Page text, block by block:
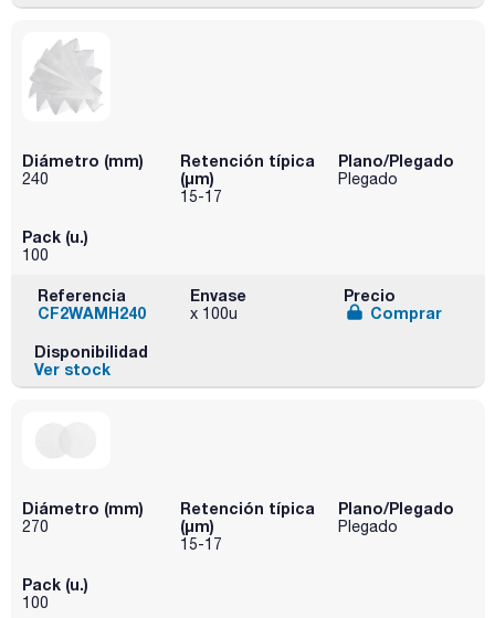
Diámetro (mm)
240
Retención típica
(µm)
15-17
Plano/Plegado
Plegado
Pack (u.)
100
Referencia
CF2WAMH240
Envase
x 100u
Precio
Comprar
Disponibilidad
Ver stock
Diámetro (mm)
270
Retención típica
(µm)
15-17
Plano/Plegado
Plegado
Pack (u.)
100